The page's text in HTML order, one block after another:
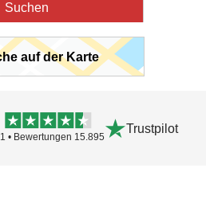
Suchen
auf der Karte
• Bewertungen 15.895
Trustpilot